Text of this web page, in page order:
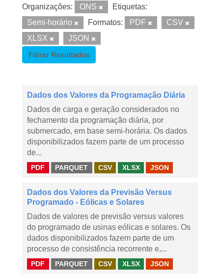
Organizações: ONS
Etiquetas:
Semi-horário
Formatos: PDF
CSV
XLSX
JSON
Filtrar Resultados
Dados dos Valores da Programação Diária
Dados de carga e geração considerados no
fechamento da programação diária, por
submercado, em base semi-horária. Os dados
disponibilizados fazem parte de um processo
de...
PDF PARQUET CSV XLSX JSON
Dados dos Valores da Previsão Versus
Programado - Eólicas e Solares
Dados de valores de previsão versus valores
do programado de usinas eólicas e solares. Os
dados disponibilizados fazem parte de um
processo de consistência recorrente e,...
PDF PARQUET CSV XLSX JSON